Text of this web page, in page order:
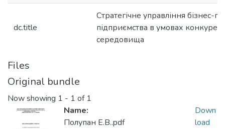
dc.title
Стратегічне управління бізнес-
підприємства в умовах
середовища
Files
Original bundle
Now showing 1 - 1 of 1
Name:
Полупан Е.В..pdf
Down
load